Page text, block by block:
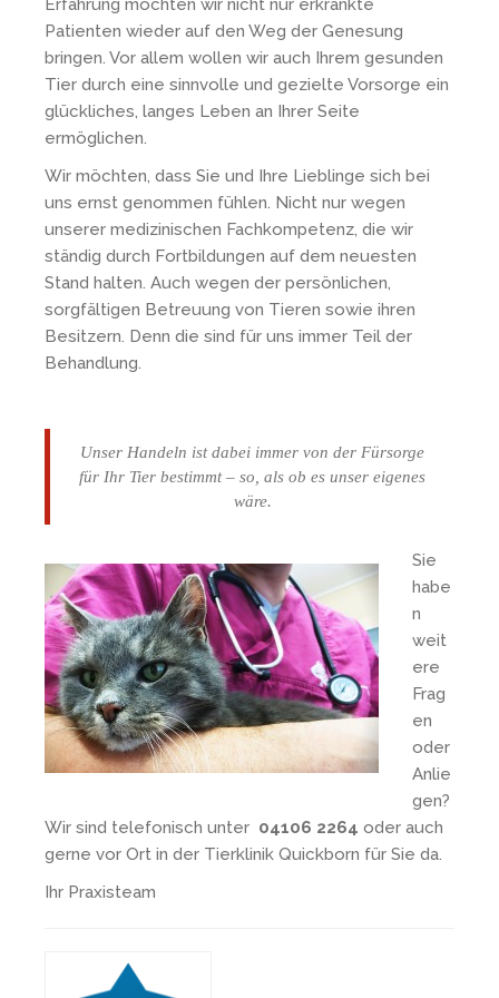
Erfahrung möchten wir nicht nur erkrankte
Patienten wieder auf den Weg der Genesung
bringen. Vor allem wollen wir auch Ihrem gesunden
Tier durch eine sinnvolle und gezielte Vorsorge ein
glückliches, langes Leben an Ihrer Seite
ermöglichen.
Wir möchten, dass Sie und Ihre Lieblinge sich bei
uns ernst genommen fühlen. Nicht nur wegen
unserer medizinischen Fachkompetenz, die wir
ständig durch Fortbildungen auf dem neuesten
Stand halten. Auch wegen der persönlichen,
sorgfältigen Betreuung von Tieren sowie ihren
Besitzern. Denn die sind für uns immer Teil der
Behandlung.
Unser Handeln ist dabei immer von der Fürsorge
für Ihr Tier bestimmt – so, als ob es unser eigenes
wäre.
Sie
habe
n
weit
ere
Frag
en
oder
Anlie
gen?
Wir sind telefonisch unter 04106 2264 oder auch
gerne vor Ort in der Tierklinik Quickborn für Sie da.
Ihr Praxisteam